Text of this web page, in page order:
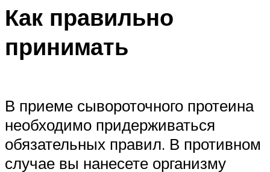
Как правильно
принимать
В приеме сывороточного протеина
необходимо придерживаться
обязательных правил. В противном
случае вы нанесете организму